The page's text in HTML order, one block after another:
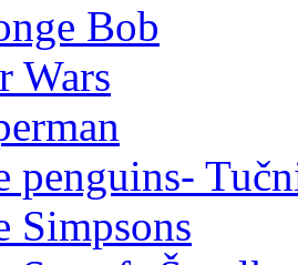
Bob
Wars
penguins-
Simpsons